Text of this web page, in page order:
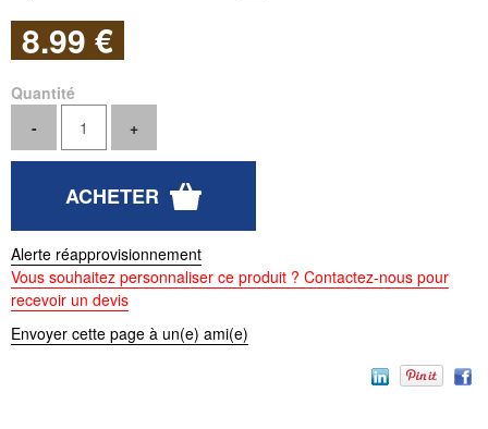
8.99 €
Quantité
Alerte réapprovisionnement
Vous souhaitez personnaliser ce produit ? Contactez-nous pour
recevoir un devis
Envoyer cette page à un(e) ami(e)